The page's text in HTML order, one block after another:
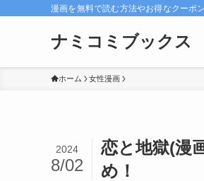
漫画を無料で読む方法やお得なクーポ
ナミコミブックス
ホーム 女性漫画
恋と地獄(漫
め！
2024
8/02